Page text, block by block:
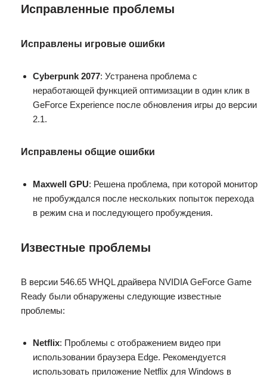
Исправленные проблемы
Исправлены игровые ошибки
Cyberpunk 2077: Устранена проблема с
неработающей функцией оптимизации в один клик в
GeForce Experience после обновления игры до версии
2.1.
Исправлены общие ошибки
Maxwell GPU: Решена проблема, при которой монитор
не пробуждался после нескольких попыток перехода
в режим сна и последующего пробуждения.
Известные проблемы
В версии 546.65 WHQL драйвера NVIDIA GeForce Game
Ready были обнаружены следующие известные
проблемы:
Netflix: Проблемы с отображением видео при
использовании браузера Edge. Рекомендуется
использовать приложение Netflix для Windows в